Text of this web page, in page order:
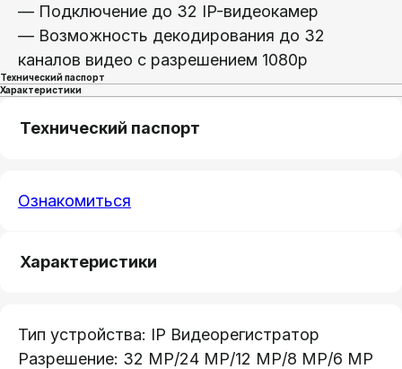
— Подключение до 32 IP-видеокамер
— Возможность декодирования до 32
каналов видео с разрешением 1080p
Технический паспорт
Характеристики
Технический паспорт
Ознакомиться
Характеристики
Тип устройства: IP Видеорегистратор
Разрешение: 32 MP/24 MP/12 MP/8 MP/6 MP